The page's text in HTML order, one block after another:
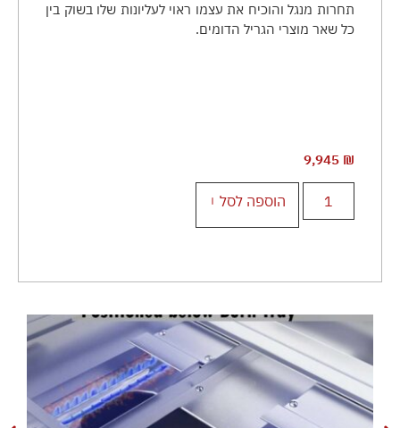
תחרות מנגל והוכיח את עצמו ראוי לעליונות שלו בשוק בין
כל שאר מוצרי הגריל הדומים.
9,945 ₪
הוספה לסל